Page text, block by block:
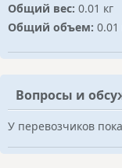
Общий вес: 0.01 кг
Общий объем: 0.01
Вопросы и
У перевозчиков